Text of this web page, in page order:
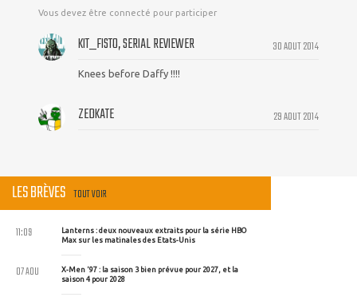
Vous devez être connecté pour participer
30 AOUT 2014
KIT_FISTO, SERIAL REVIEWER
Knees before Daffy !!!!
29 AOUT 2014
ZEDKATE
LES BRÈVES TOUT VOIR
Lanterns : deux nouveaux extraits pour la série HBO
Max sur les matinales des Etats-Unis
11:09
X-Men '97 : la saison 3 bien prévue pour 2027, et la
saison 4 pour 2028
07 AOU